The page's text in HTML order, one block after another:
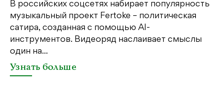
В российских соцсетях набирает популярность
музыкальный проект Fertoke – политическая
сатира, созданная с помощью AI-
инструментов. Видеоряд наслаивает смыслы
один на...
Узнать больше